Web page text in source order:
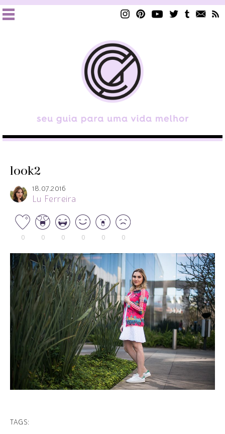
look2
18.07.2016
Lu Ferreira
0 0 0 0 0 0
TAGS: